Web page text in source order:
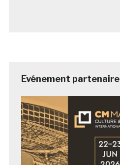
Evénement partenaire